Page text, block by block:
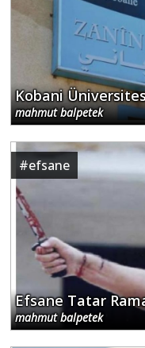
Kobani
mahmut balpetek
#efsane
Efsane Tatar
mahmut balpetek